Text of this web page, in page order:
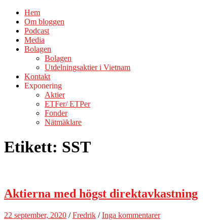
Hem
Om bloggen
Podcast
Media
Bolagen
Bolagen
Utdelningsaktier i Vietnam
Kontakt
Exponering
Aktier
ETFer/ ETPer
Fonder
Nätmäklare
Etikett: SST
Aktierna med högst direktavkastning
22 september, 2020 /Fredrik /Inga kommentarer